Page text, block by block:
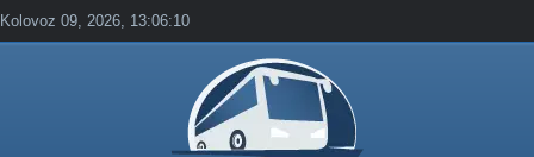
Kolovoz 09, 2026, 13:06:10